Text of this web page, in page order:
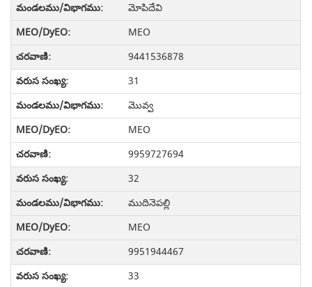
మోపిదేవి
MEO
9441536878
31
మొవ్వ
MEO
9959727694
32
ముదినెపల్లి
MEO
9951944467
33